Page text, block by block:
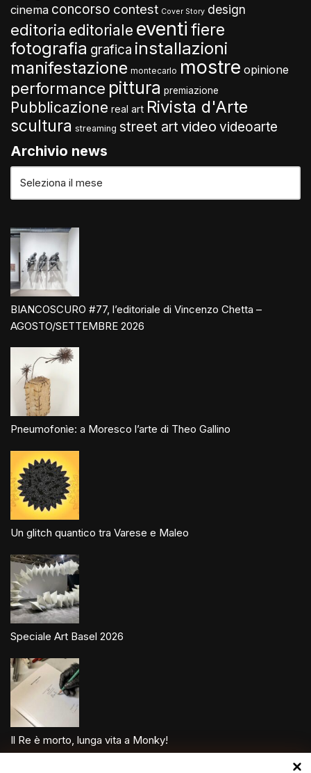
cinema concorso contest Cover Story design
editoria editoriale eventi fiere
fotografia grafica installazioni
manifestazione montecarlo mostre opinione
performance pittura premiazione
Pubblicazione real art Rivista d'Arte
scultura streaming street art video videoarte
Archivio news
BIANCOSCURO #77, l’editoriale di Vincenzo Chetta –
AGOSTO/SETTEMBRE 2026
Pneumofonìe: a Moresco l’arte di Theo Gallino
Un glitch quantico tra Varese e Maleo
Speciale Art Basel 2026
Il Re è morto, lunga vita a Monky!